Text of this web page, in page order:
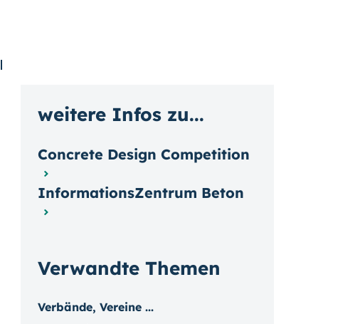
Verwandte Themen
Verbände, Vereine ...
weitere Infos zu...
Concrete Design Competition
InformationsZentrum Beton